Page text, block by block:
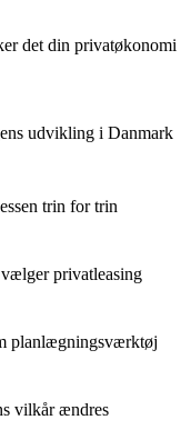
det din privatøkonomi
udvikling i Danmark
trin for trin
privatleasing
planlægningsværktøj
vilkår ændres